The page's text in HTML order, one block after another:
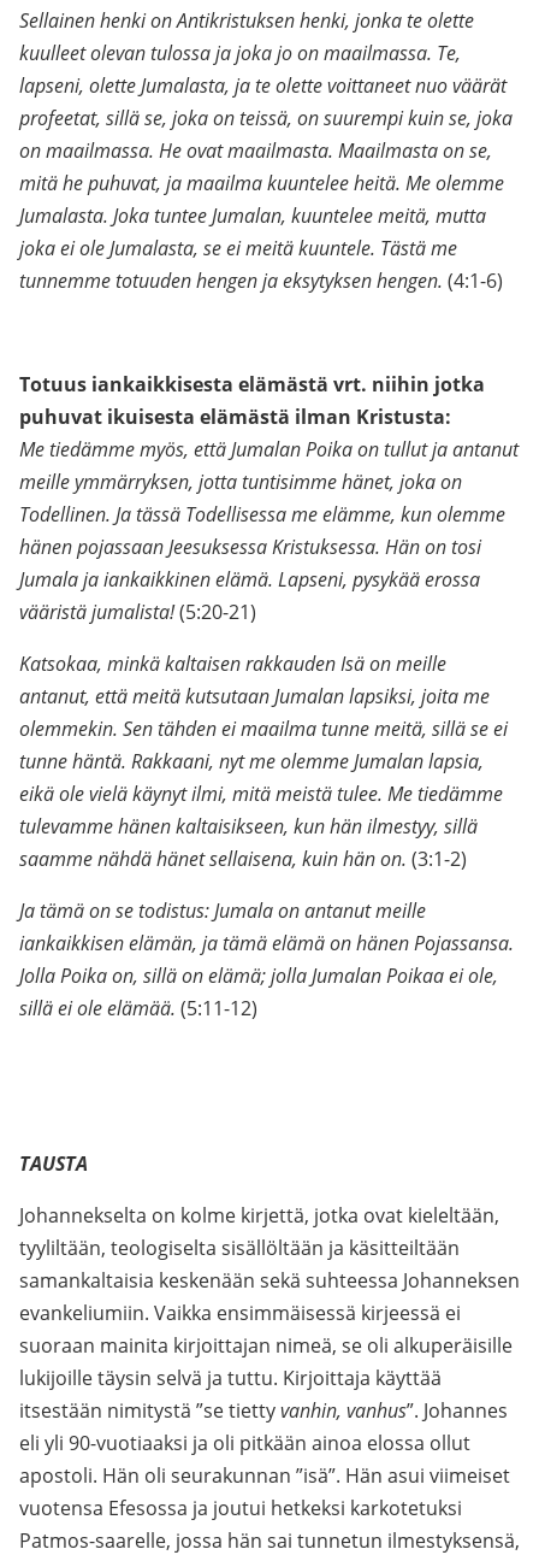
Sellainen henki on Antikristuksen henki, jonka te olette
kuulleet olevan tulossa ja joka jo on maailmassa. Te,
lapseni, olette Jumalasta, ja te olette voittaneet nuo väärät
profeetat, sillä se, joka on teissä, on suurempi kuin se, joka
on maailmassa. He ovat maailmasta. Maailmasta on se,
mitä he puhuvat, ja maailma kuuntelee heitä. Me olemme
Jumalasta. Joka tuntee Jumalan, kuuntelee meitä, mutta
joka ei ole Jumalasta, se ei meitä kuuntele. Tästä me
tunnemme totuuden hengen ja eksytyksen hengen. (4:1-6)
Totuus iankaikkisesta elämästä vrt. niihin jotka
puhuvat ikuisesta elämästä ilman Kristusta:
Me tiedämme myös, että Jumalan Poika on tullut ja antanut
meille ymmärryksen, jotta tuntisimme hänet, joka on
Todellinen. Ja tässä Todellisessa me elämme, kun olemme
hänen pojassaan Jeesuksessa Kristuksessa. Hän on tosi
Jumala ja iankaikkinen elämä. Lapseni, pysykää erossa
vääristä jumalista!(5:20-21)
Katsokaa, minkä kaltaisen rakkauden Isä on meille
antanut, että meitä kutsutaan Jumalan lapsiksi, joita me
olemmekin. Sen tähden ei maailma tunne meitä, sillä se ei
tunne häntä. Rakkaani, nyt me olemme Jumalan lapsia,
eikä ole vielä käynyt ilmi, mitä meistä tulee. Me tiedämme
tulevamme hänen kaltaisikseen, kun hän ilmestyy, sillä
saamme nähdä hänet sellaisena, kuin hän on. (3:1-2)
Ja tämä on se todistus: Jumala on antanut meille
iankaikkisen elämän, ja tämä elämä on hänen Pojassansa.
Jolla Poika on, sillä on elämä; jolla Jumalan Poikaa ei ole,
sillä ei ole elämää. (5:11-12)
TAUSTA
Johannekselta on kolme kirjettä, jotka ovat kieleltään,
tyyliltään, teologiselta sisällöltään ja käsitteiltään
samankaltaisia keskenään sekä suhteessa Johanneksen
evankeliumiin. Vaikka ensimmäisessä kirjeessä ei
suoraan mainita kirjoittajan nimeä, se oli alkuperäisille
lukijoille täysin selvä ja tuttu. Kirjoittaja käyttää
itsestään nimitystä ”se tiettyvanhin, vanhus”. Johannes
eli yli 90-vuotiaaksi ja oli pitkään ainoa elossa ollut
apostoli. Hän oli seurakunnan ”isä”. Hän asui viimeiset
vuotensa Efesossa ja joutui hetkeksi karkotetuksi
Patmos-saarelle, jossa hän sai tunnetun ilmestyksensä,